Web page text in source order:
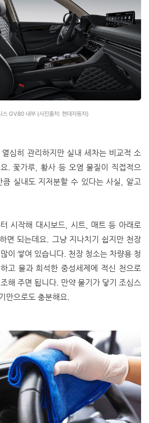
스 GV80 내부 (사진출처: 현대자동차)
심히 관리하지만 실내 세차는 비교적 소
. 꽃가루, 황사 등 오염 물질이 직접적으
실내도 지저분할 수 있다는 사실, 알고
시작해 대시보드, 시트, 매트 등 아래로
면 되는데요. 그냥 지나치기 쉽지만 천장
이 쌓여 있습니다. 천장 청소는 차량용 청
고 물과 희석한 중성세제에 적신 천으로
해 주면 됩니다. 만약 물기가 닿기 조심스
만으로도 충분해요.